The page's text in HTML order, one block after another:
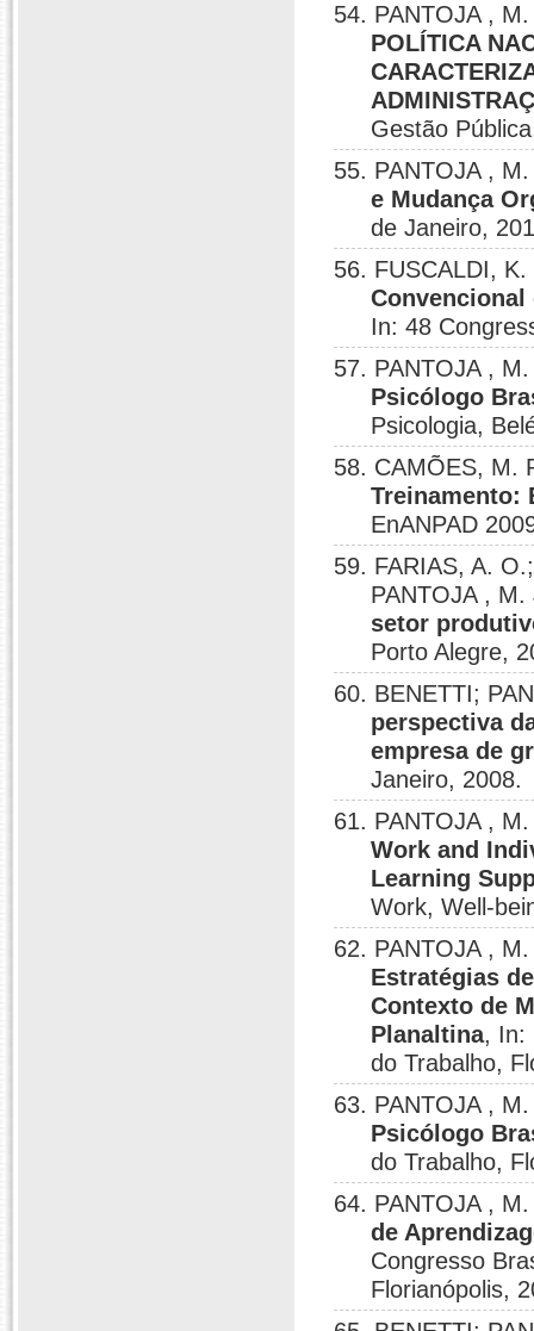
54. PANTOJA ,
POLÍTICA
Gestão
55. PANTOJA ,
e Mudança
de Janeiro,
56. FUSCALDI,
Convencional
In: 48
57. PANTOJA ,
Psicólogo
Psicologia,
58. CAMÕES, M.
Treinamento:
EnANPAD
59. FARIAS, A.
PANTOJA ,
setor
Porto Alegre,
60. BENETTI;
perspectiva
empresa de
Janeiro, 2008.
61. PANTOJA ,
Work and
Learning
Work, Well-
62. PANTOJA ,
Estratégias
Contexto de
Planaltina, In:
do Trabalho,
63. PANTOJA ,
Psicólogo
do Trabalho,
64. PANTOJA ,
de
Congresso
Florianópolis,